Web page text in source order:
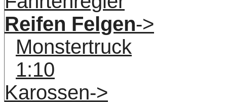
Reifen Felgen->
Monstertruck
1:10
Karossen->